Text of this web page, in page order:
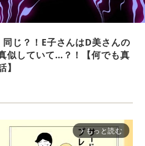
同じ？！E子さんはD美さんの
似していて…？！【何でも真
】
arrow_forward_ios もっと読む